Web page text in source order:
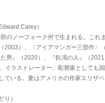
Carey）
のノーフォーク州で生まれる。これ
2003）、〈アイアマンガー三部作〉
た男』（2020）、『飢渇の人』（
イラストレーター、彫塑家としても
ている。妻はアメリカの作家エリザベ
り）